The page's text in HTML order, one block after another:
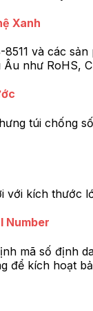
Xanh
8511 và các
như RoHS,
túi chống
với kích thước
Number
mã số định
để kích hoạt